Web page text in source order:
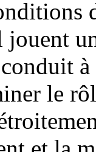
jouent
à
le